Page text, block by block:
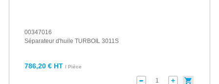
00347016
Séparateur d'huile TURBOIL 3011S
786,20 € HT / Pièce